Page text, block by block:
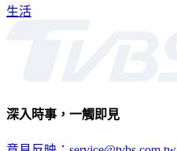
生活
深入時事，一觸即見